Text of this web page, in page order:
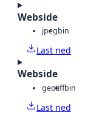
Webside
jpegbin
Last ned
Webside
geotiffbin
Last ned